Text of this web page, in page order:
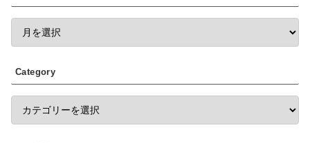
Category